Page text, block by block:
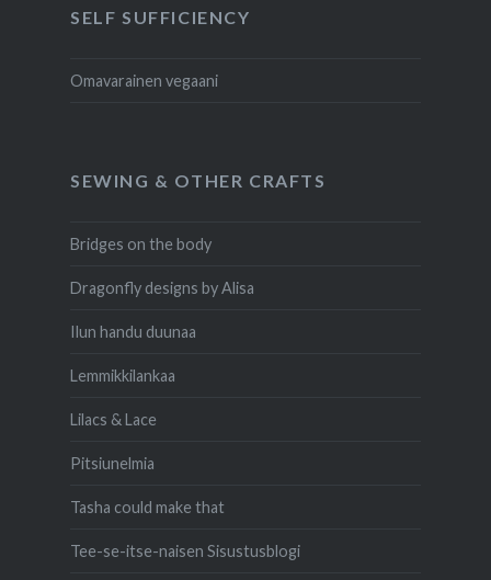
SELF SUFFICIENCY
Omavarainen vegaani
SEWING & OTHER CRAFTS
Bridges on the body
Dragonfly designs by Alisa
Ilun handu duunaa
Lemmikkilankaa
Lilacs & Lace
Pitsiunelmia
Tasha could make that
Tee-se-itse-naisen Sisustusblogi